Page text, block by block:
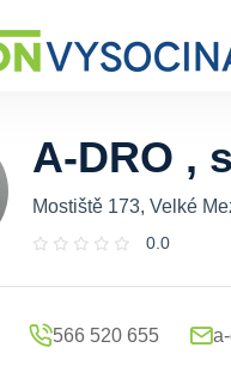
A-DRO ,
Mostiště 173, Velké
0.0
566 520 655